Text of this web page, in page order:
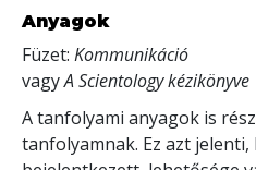
Anyagok
Füzet: Kommunikáció
vagyA Scientology kézikönyve
A tanfolyami anyagok is
tanfolyamnak. Ez azt